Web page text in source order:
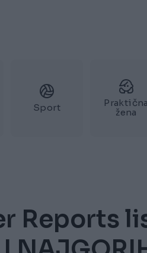
Sport
Praktična
žena
Reports